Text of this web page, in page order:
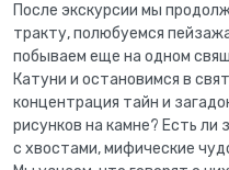
После экскурсии мы
тракту, полюбуемся
побываем еще на одном
Катуни и остановимся в
концентрация тайн и
рисунков на камне? Есть ли
с хвостами, мифические